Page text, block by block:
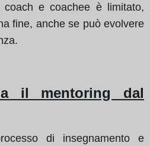
e coachee è limitato,
fine, anche se può evolvere
il mentoring dal
di insegnamento e